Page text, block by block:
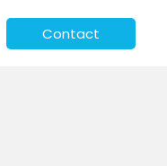
Contact